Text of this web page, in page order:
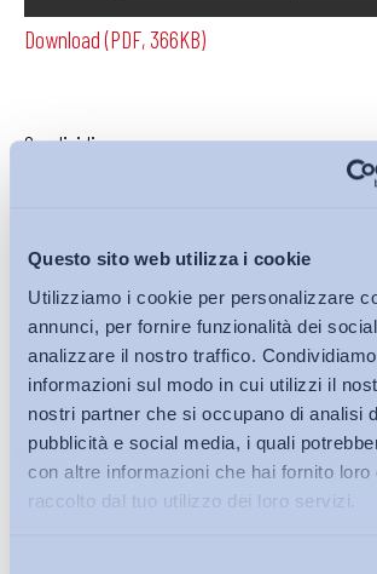
Questo sito web utilizza i cookie
Utilizziamo i cookie per personalizzare
annunci, per fornire funzionalità dei
analizzare il nostro traffico.
informazioni sul modo in cui utilizzi il
nostri partner che si occupano di analisi
pubblicità e social media, i quali
con altre informazioni che hai fornito loro
raccolto dal tuo utilizzo dei loro servizi.
Download (PDF, 366KB)
Condividi su:
Iscriviti alla